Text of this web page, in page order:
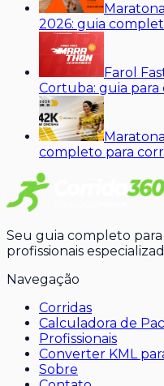
2026: guia
Farol
Cortuba: guia
completo para
Seu guia completo
profissionais
Navegação
Corridas
Calculadora de
Profissionais
Converter KML
Sobre